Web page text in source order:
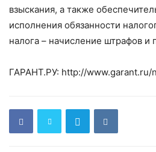
взыскания, а также
исполнения обязанности
налога – начисление штрафов и
ГАРАНТ.РУ: http://www.garant.ru/